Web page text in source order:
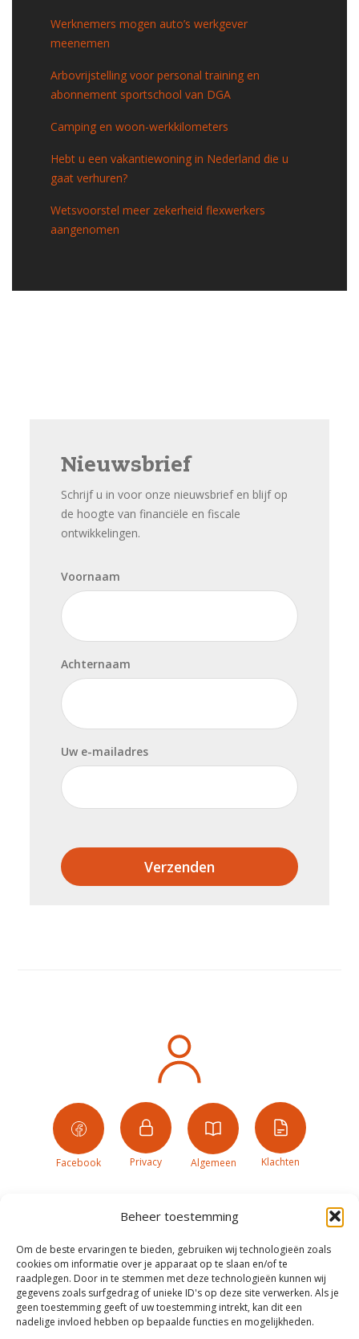
Beheer toestemming
Om de beste ervaringen te bieden, gebruiken wij technologieën zoals
cookies om informatie over je apparaat op te slaan en/of te
raadplegen. Door in te stemmen met deze technologieën kunnen wij
gegevens zoals surfgedrag of unieke ID's op deze site verwerken. Als je
geen toestemming geeft of uw toestemming intrekt, kan dit een
nadelige invloed hebben op bepaalde functies en mogelijkheden.
Werknemers mogen auto’s werkgever
meenemen
Arbovrijstelling voor personal training en
abonnement sportschool van DGA
Camping en woon-werkkilometers
Hebt u een vakantiewoning in Nederland die u
gaat verhuren?
Wetsvoorstel meer zekerheid flexwerkers
aangenomen
Nieuwsbrief
Schrijf u in voor onze nieuwsbrief en blijf op
de hoogte van financiële en fiscale
ontwikkelingen.
Voornaam
Achternaam
Uw e-mailadres
Verzenden
Facebook Privacy Algemeen Klachten